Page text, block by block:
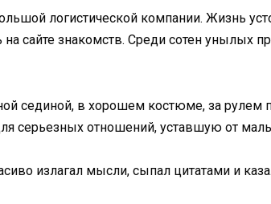
логистической компании. Жизнь
на сайте знакомств. Среди сотен унылых
сединой, в хорошем костюме, за рулем
серьезных отношений, уставшую от
излагал мысли, сыпал цитатами и